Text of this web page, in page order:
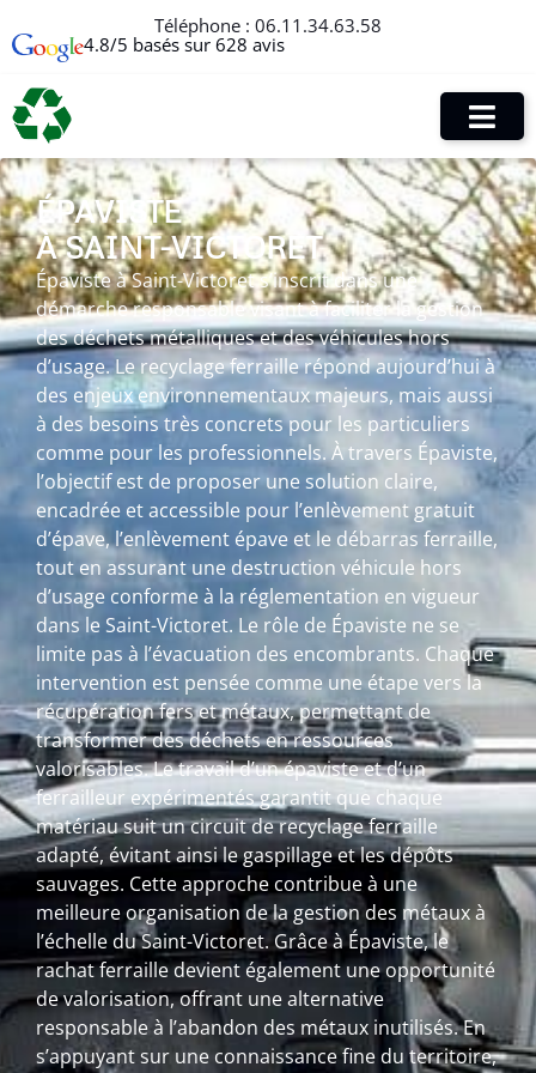
Téléphone : 06.11.34.63.58
4.8/5 basés sur 628 avis
ÉPAVISTE
À SAINT-VICTORET
Épaviste à Saint-Victoret s’inscrit dans une
démarche responsable visant à faciliter la gestion
des déchets métalliques et des véhicules hors
d’usage. Le recyclage ferraille répond aujourd’hui à
des enjeux environnementaux majeurs, mais aussi
à des besoins très concrets pour les particuliers
comme pour les professionnels. À travers Épaviste,
l’objectif est de proposer une solution claire,
encadrée et accessible pour l’enlèvement gratuit
d’épave, l’enlèvement épave et le débarras ferraille,
tout en assurant une destruction véhicule hors
d’usage conforme à la réglementation en vigueur
dans le Saint-Victoret. Le rôle de Épaviste ne se
limite pas à l’évacuation des encombrants. Chaque
intervention est pensée comme une étape vers la
récupération fers et métaux, permettant de
transformer des déchets en ressources
valorisables. Le travail d’un épaviste et d’un
ferrailleur expérimentés garantit que chaque
matériau suit un circuit de recyclage ferraille
adapté, évitant ainsi le gaspillage et les dépôts
sauvages. Cette approche contribue à une
meilleure organisation de la gestion des métaux à
l’échelle du Saint-Victoret. Grâce à Épaviste, le
rachat ferraille devient également une opportunité
de valorisation, offrant une alternative
responsable à l’abandon des métaux inutilisés. En
s’appuyant sur une connaissance fine du territoire,